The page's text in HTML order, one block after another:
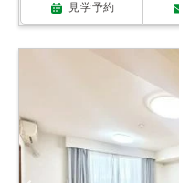
見学予約